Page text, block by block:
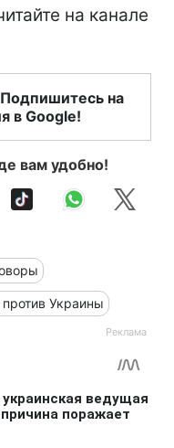
на канале
на
в Google!
вам удобно!
Украины